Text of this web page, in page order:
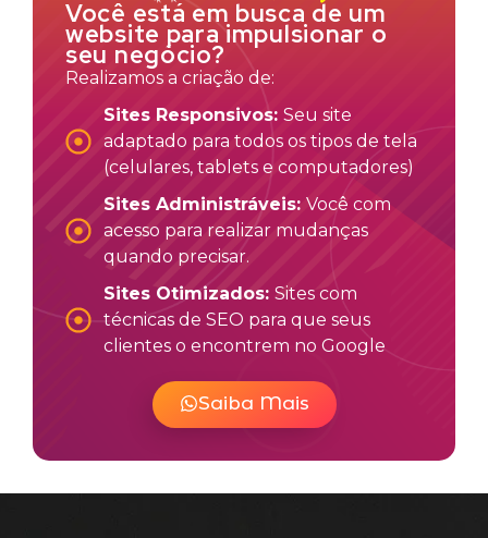
Você está em busca de um
website para impulsionar o
seu negócio?
Realizamos a criação de:
Sites Responsivos: Seu site
adaptado para todos os tipos de tela
(celulares, tablets e computadores)
Sites Administráveis: Você com
acesso para realizar mudanças
quando precisar.
Sites Otimizados: Sites com
técnicas de SEO para que seus
clientes o encontrem no Google
Saiba Mais